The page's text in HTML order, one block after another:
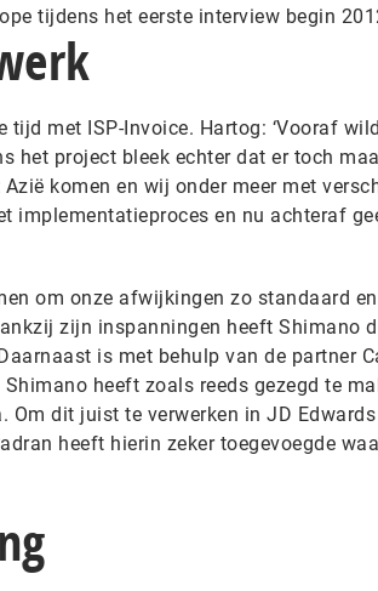
tijdens het eerste interview begin
met ISP-Invoice. Hartog: ‘Vooraf
het project bleek echter dat er toch
komen en wij onder meer met
implementatieproces en nu achteraf
om onze afwijkingen zo standaard en
zijn inspanningen heeft Shimano
is met behulp van de partner
heeft zoals reeds gezegd te
dit juist te verwerken in JD Edwards
heeft hierin zeker toegevoegde